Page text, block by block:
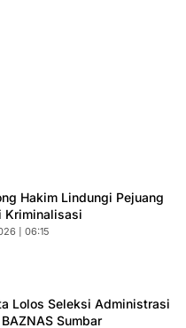
Hakim Lindungi Pejuang
Kriminalisasi
| 06:15
Lolos Seleksi Administrasi
Sumbar